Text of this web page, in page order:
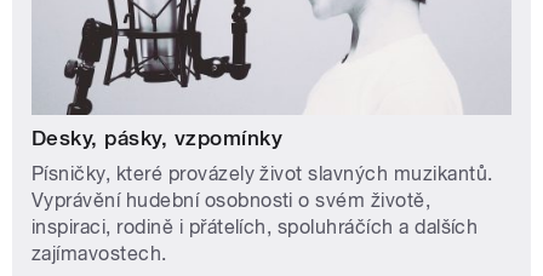
Desky, pásky, vzpomínky
Písničky, které provázely život slavných muzikantů.
Vyprávění hudební osobnosti o svém životě,
inspiraci, rodině i přátelích, spoluhráčích a dalších
zajímavostech.